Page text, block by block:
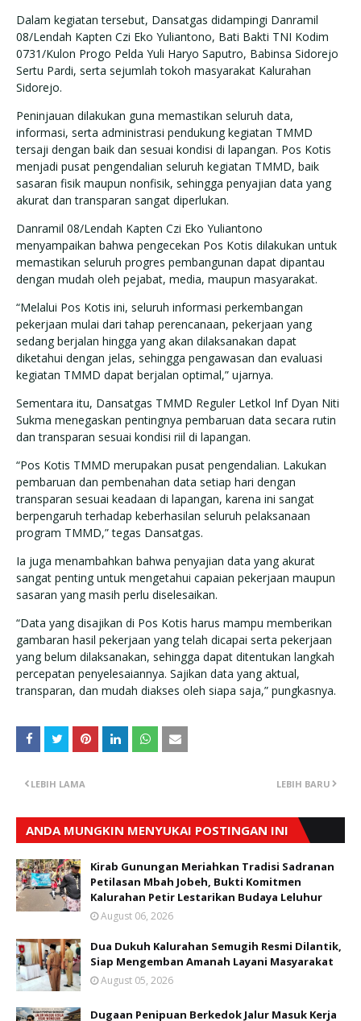
Dalam kegiatan tersebut, Dansatgas didampingi Danramil
08/Lendah Kapten Czi Eko Yuliantono, Bati Bakti TNI Kodim
0731/Kulon Progo Pelda Yuli Haryo Saputro, Babinsa Sidorejo
Sertu Pardi, serta sejumlah tokoh masyarakat Kalurahan
Sidorejo.
Peninjauan dilakukan guna memastikan seluruh data,
informasi, serta administrasi pendukung kegiatan TMMD
tersaji dengan baik dan sesuai kondisi di lapangan. Pos Kotis
menjadi pusat pengendalian seluruh kegiatan TMMD, baik
sasaran fisik maupun nonfisik, sehingga penyajian data yang
akurat dan transparan sangat diperlukan.
Danramil 08/Lendah Kapten Czi Eko Yuliantono
menyampaikan bahwa pengecekan Pos Kotis dilakukan untuk
memastikan seluruh progres pembangunan dapat dipantau
dengan mudah oleh pejabat, media, maupun masyarakat.
“Melalui Pos Kotis ini, seluruh informasi perkembangan
pekerjaan mulai dari tahap perencanaan, pekerjaan yang
sedang berjalan hingga yang akan dilaksanakan dapat
diketahui dengan jelas, sehingga pengawasan dan evaluasi
kegiatan TMMD dapat berjalan optimal,” ujarnya.
Sementara itu, Dansatgas TMMD Reguler Letkol Inf Dyan Niti
Sukma menegaskan pentingnya pembaruan data secara rutin
dan transparan sesuai kondisi riil di lapangan.
“Pos Kotis TMMD merupakan pusat pengendalian. Lakukan
pembaruan dan pembenahan data setiap hari dengan
transparan sesuai keadaan di lapangan, karena ini sangat
berpengaruh terhadap keberhasilan seluruh pelaksanaan
program TMMD,” tegas Dansatgas.
Ia juga menambahkan bahwa penyajian data yang akurat
sangat penting untuk mengetahui capaian pekerjaan maupun
sasaran yang masih perlu diselesaikan.
“Data yang disajikan di Pos Kotis harus mampu memberikan
gambaran hasil pekerjaan yang telah dicapai serta pekerjaan
yang belum dilaksanakan, sehingga dapat ditentukan langkah
percepatan penyelesaiannya. Sajikan data yang aktual,
transparan, dan mudah diakses oleh siapa saja,” pungkasnya.
LEBIH BARU
LEBIH LAMA
ANDA MUNGKIN MENYUKAI POSTINGAN INI
Kirab Gunungan Meriahkan Tradisi Sadranan
Petilasan Mbah Jobeh, Bukti Komitmen
Kalurahan Petir Lestarikan Budaya Leluhur
August 06, 2026
Dua Dukuh Kalurahan Semugih Resmi Dilantik,
Siap Mengemban Amanah Layani Masyarakat
August 05, 2026
Dugaan Penipuan Berkedok Jalur Masuk Kerja